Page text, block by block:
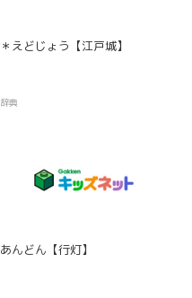
＊えどじょう【江戸城】
辞典
あんどん【行灯】